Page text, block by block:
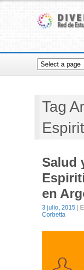
Tag
Salud
en
3 julio, 2015 |
Corbetta